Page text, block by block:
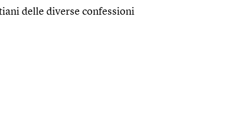
delle diverse confessioni